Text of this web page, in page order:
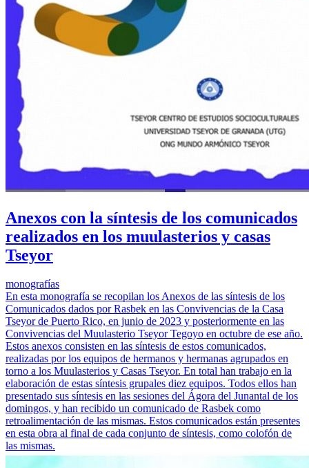
Anexos con la síntesis de los comunicados
realizados en los muulasterios y casas
Tseyor
monografías
En esta monografía se recopilan los Anexos de las síntesis de los
Comunicados dados por Rasbek en las Convivencias de la Casa
Tseyor de Puerto Rico, en junio de 2023 y posteriormente en las
Convivencias del Muulasterio Tseyor Tegoyo en octubre de ese año.
Estos anexos consisten en las síntesis de estos comunicados,
realizadas por los equipos de hermanos y hermanas agrupados en
torno a los Muulasterios y Casas Tseyor. En total han trabajo en la
elaboración de estas síntesis grupales diez equipos. Todos ellos han
presentado sus síntesis en las sesiones del Ágora del Junantal de los
domingos, y han recibido un comunicado de Rasbek como
retroalimentación de las mismas. Estos comunicados están presentes
en esta obra al final de cada conjunto de síntesis, como colofón de
las mismas.